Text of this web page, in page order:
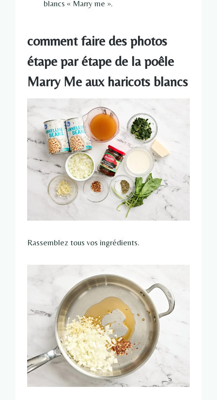
blancs « Marry me ».
comment faire des photos
étape par étape de la poêle
Marry Me aux haricots blancs
Rassemblez tous vos ingrédients.